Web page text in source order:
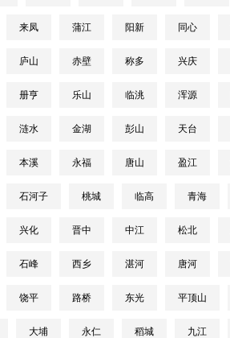
来凤 蒲江 阳新 同心
庐山 赤壁 称多 兴庆
册亨 乐山 临洮 浑源
涟水 金湖 彭山 天台
本溪 永福 唐山 盈江
石河子 桃城 临高 青海
兴化 晋中 中江 松北
石峰 西乡 湛河 唐河
饶平 路桥 东光 平顶山
大埔 永仁 稻城 九江